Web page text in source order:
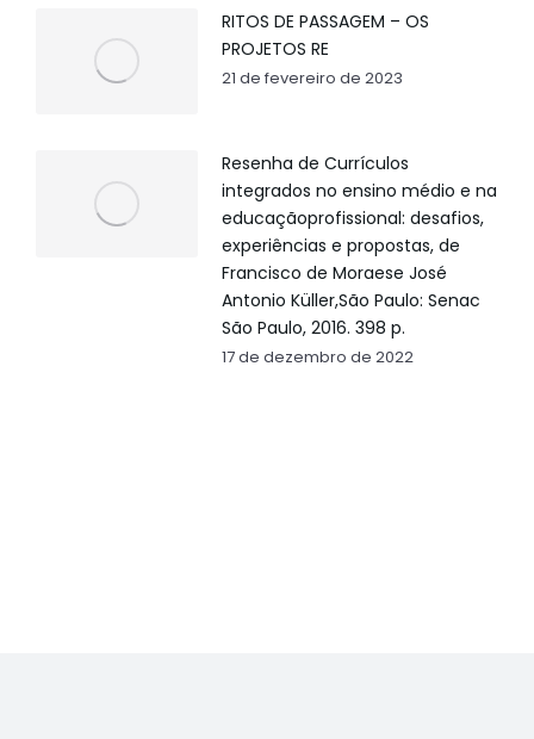
RITOS DE PASSAGEM – OS
PROJETOS RE
21 de fevereiro de 2023
Resenha de Currículos
integrados no ensino médio e na
educaçãoprofissional: desafios,
experiências e propostas, de
Francisco de Moraese José
Antonio Küller,São Paulo: Senac
São Paulo, 2016. 398 p.
17 de dezembro de 2022